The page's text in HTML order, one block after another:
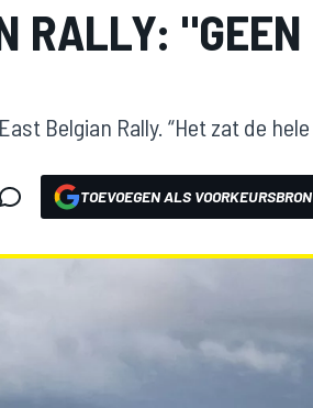
RALLY: "GEEN
Belgian Rally. “Het zat de hele
TOEVOEGEN ALS VOORKEURSBRON